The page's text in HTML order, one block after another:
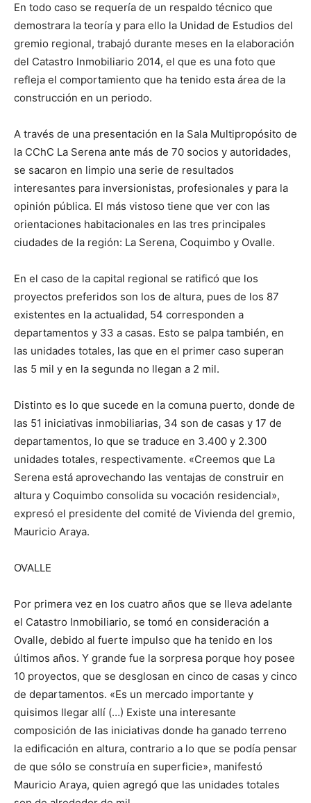
En todo caso se requería de un respaldo técnico que
demostrara la teoría y para ello la Unidad de Estudios del
gremio regional, trabajó durante meses en la elaboración
del Catastro Inmobiliario 2014, el que es una foto que
refleja el comportamiento que ha tenido esta área de la
construcción en un periodo.
A través de una presentación en la Sala Multipropósito de
la CChC La Serena ante más de 70 socios y autoridades,
se sacaron en limpio una serie de resultados
interesantes para inversionistas, profesionales y para la
opinión pública. El más vistoso tiene que ver con las
orientaciones habitacionales en las tres principales
ciudades de la región: La Serena, Coquimbo y Ovalle.
En el caso de la capital regional se ratificó que los
proyectos preferidos son los de altura, pues de los 87
existentes en la actualidad, 54 corresponden a
departamentos y 33 a casas. Esto se palpa también, en
las unidades totales, las que en el primer caso superan
las 5 mil y en la segunda no llegan a 2 mil.
Distinto es lo que sucede en la comuna puerto, donde de
las 51 iniciativas inmobiliarias, 34 son de casas y 17 de
departamentos, lo que se traduce en 3.400 y 2.300
unidades totales, respectivamente. «Creemos que La
Serena está aprovechando las ventajas de construir en
altura y Coquimbo consolida su vocación residencial»,
expresó el presidente del comité de Vivienda del gremio,
Mauricio Araya.
OVALLE
Por primera vez en los cuatro años que se lleva adelante
el Catastro Inmobiliario, se tomó en consideración a
Ovalle, debido al fuerte impulso que ha tenido en los
últimos años. Y grande fue la sorpresa porque hoy posee
10 proyectos, que se desglosan en cinco de casas y cinco
de departamentos. «Es un mercado importante y
quisimos llegar allí (…) Existe una interesante
composición de las iniciativas donde ha ganado terreno
la edificación en altura, contrario a lo que se podía pensar
de que sólo se construía en superficie», manifestó
Mauricio Araya, quien agregó que las unidades totales